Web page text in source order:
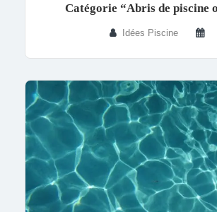
Catégorie “Abris de piscine
Idées Piscine